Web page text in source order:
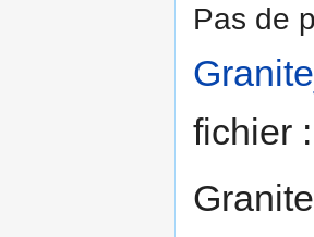
Pas de
fichier